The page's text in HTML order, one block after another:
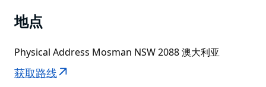
地点
Physical Address Mosman NSW 2088 澳大利亚
获取路线